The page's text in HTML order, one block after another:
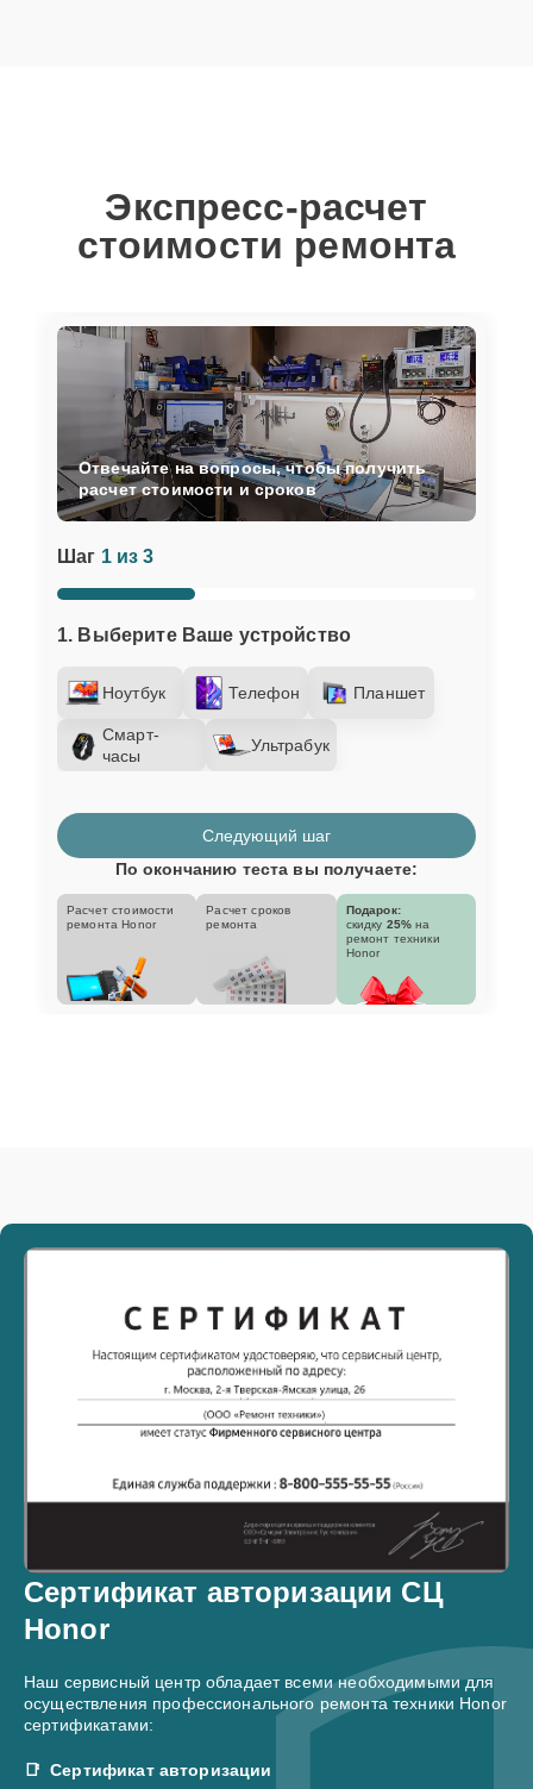
Экспресс-расчет
стоимости ремонта
Шаг 1 из 3
1. Выберите Ваше устройство
Ноутбук Телефон Планшет
Смарт-
часы
Ультрабук
Отвечайте на вопросы, чтобы получить
расчет стоимости и сроков
Следующий шаг
По окончанию теста вы получаете:
Расчет стоимости
ремонта Honor
Расчет сроков
ремонта
Подарок:
скидку 25% на
ремонт техники
Honor
Сертификат авторизации СЦ
Honor
Наш сервисный центр обладает всеми необходимыми для
осуществления профессионального ремонта техники Honor
сертификатами:
Сертификат авторизации